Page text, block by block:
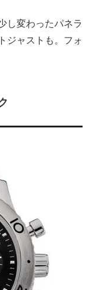
し変わったパネラ
ジャストも。フォ